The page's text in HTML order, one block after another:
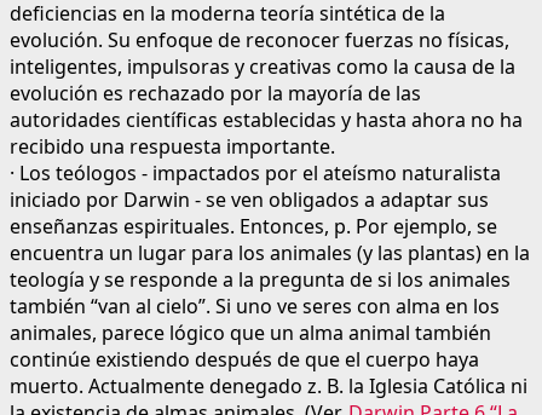
deficiencias en la moderna teoría sintética de la
evolución. Su enfoque de reconocer fuerzas no físicas,
inteligentes, impulsoras y creativas como la causa de la
evolución es rechazado por la mayoría de las
autoridades científicas establecidas y hasta ahora no ha
recibido una respuesta importante.
· Los teólogos - impactados por el ateísmo naturalista
iniciado por Darwin - se ven obligados a adaptar sus
enseñanzas espirituales. Entonces, p. Por ejemplo, se
encuentra un lugar para los animales (y las plantas) en la
teología y se responde a la pregunta de si los animales
también “van al cielo”. Si uno ve seres con alma en los
animales, parece lógico que un alma animal también
continúe existiendo después de que el cuerpo haya
muerto. Actualmente denegado z. B. la Iglesia Católica ni